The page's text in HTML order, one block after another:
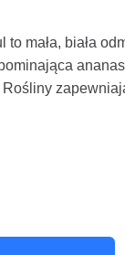
mała, biała